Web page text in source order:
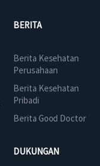
BERITA
Berita Kesehatan
Perusahaan
Berita Kesehatan
Pribadi
Berita Good Doctor
DUKUNGAN